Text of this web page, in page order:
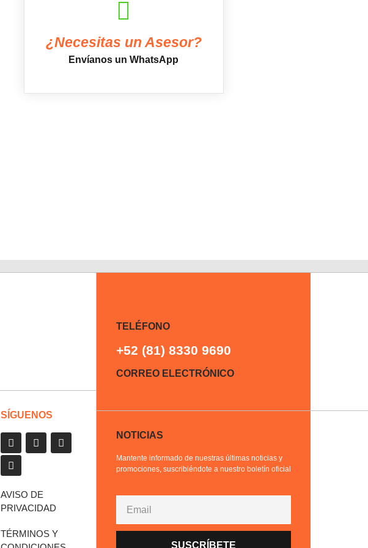
¿Necesitas un Asesor?
Envíanos un WhatsApp
SÍGUENOS
AVISO DE
PRIVACIDAD
TÉRMINOS Y
TELÉFONO
+52 (81) 8330 9690
CORREO ELECTRÓNICO
NOTICIAS
Mantente informado de nuestras últimas noticias y
promociones, suscribiéndote a nuestro boletín oficial
SUSCRÍBETE